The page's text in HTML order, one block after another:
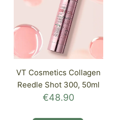
VT Cosmetics Collagen
Reedle Shot 300, 50ml
€48.90